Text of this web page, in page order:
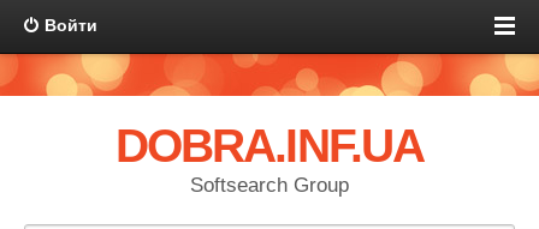
Войти
DOBRA.INF.UA
Softsearch Group